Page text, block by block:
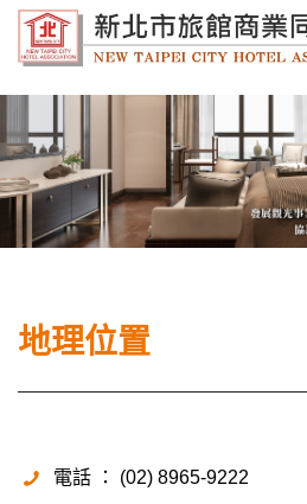
地理位置
電話 ： (02) 8965-9222